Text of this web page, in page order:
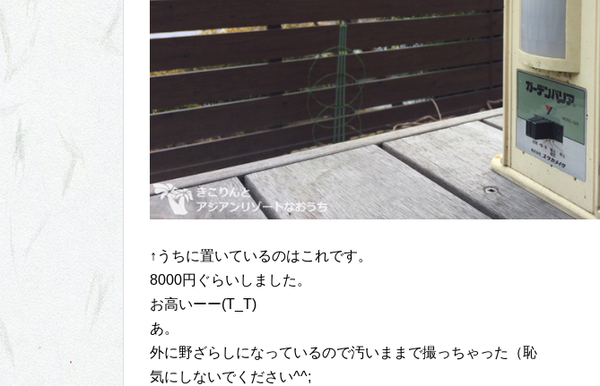
↑うちに置いているのはこれです。
8000円ぐらいしました。
お高いーー(T_T)
あ。
外に野ざらしになっているので汚いままで撮っちゃった（恥
気にしないでください^^;